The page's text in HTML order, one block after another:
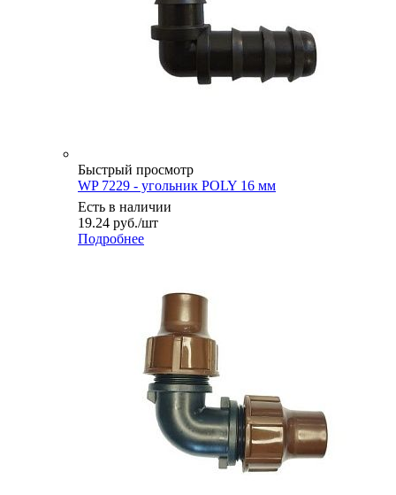
Быстрый просмотр
WP 7229 - угольник POLY 16 мм
Есть в наличии
19.24 руб./шт
Подробнее